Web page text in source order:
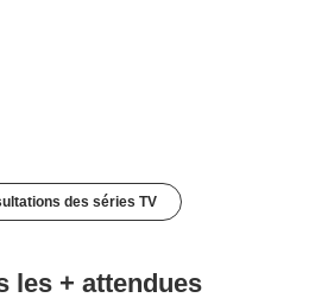
des séries TV
les + attendues